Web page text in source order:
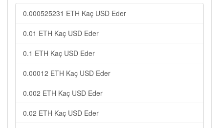
0.000525231 ETH Kaç USD Eder
0.01 ETH Kaç USD Eder
0.1 ETH Kaç USD Eder
0.00012 ETH Kaç USD Eder
0.002 ETH Kaç USD Eder
0.02 ETH Kaç USD Eder